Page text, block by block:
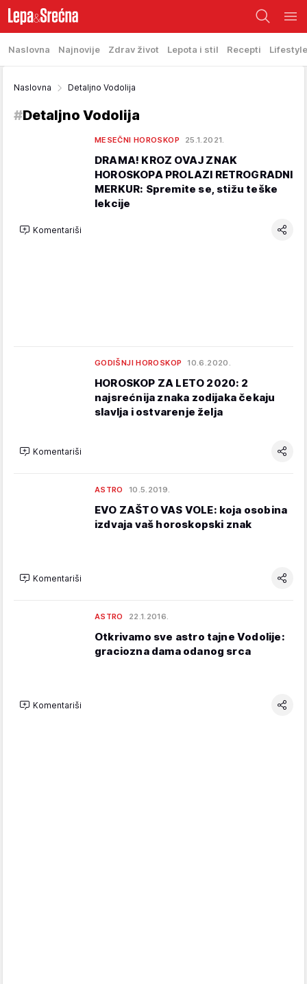
Naslovna Najnovije Zdrav život Lepota i stil Recepti Lifestyle
Naslovna Detaljno Vodolija
#Detaljno Vodolija
MESEČNI HOROSKOP 25.1.2021.
DRAMA! KROZ OVAJ ZNAK
HOROSKOPA PROLAZI RETROGRADNI
MERKUR: Spremite se, stižu teške
lekcije
Komentariši
GODIŠNJI HOROSKOP 10.6.2020.
HOROSKOP ZA LETO 2020: 2
najsrećnija znaka zodijaka čekaju
slavlja i ostvarenje želja
Komentariši
ASTRO 10.5.2019.
EVO ZAŠTO VAS VOLE: koja osobina
izdvaja vaš horoskopski znak
Komentariši
ASTRO 22.1.2016.
Otkrivamo sve astro tajne Vodolije:
graciozna dama odanog srca
Komentariši